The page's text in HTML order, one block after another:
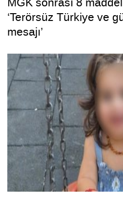
‘Terörsüz Türkiye ve
mesajı’